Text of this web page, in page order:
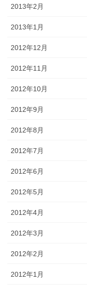
2013年2月
2013年1月
2012年12月
2012年11月
2012年10月
2012年9月
2012年8月
2012年7月
2012年6月
2012年5月
2012年4月
2012年3月
2012年2月
2012年1月